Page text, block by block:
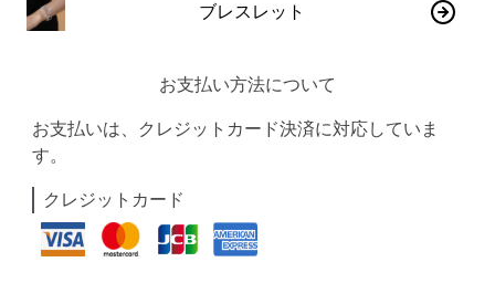
ブレスレット
お支払い方法について
お支払いは、クレジットカード決済に対応していま
す。
クレジットカード